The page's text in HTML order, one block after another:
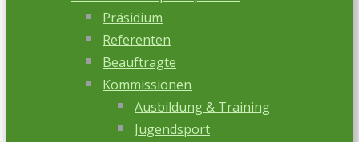
Präsidium
Referenten
Beauftragte
Kommissionen
Ausbildung & Training
Jugendsport